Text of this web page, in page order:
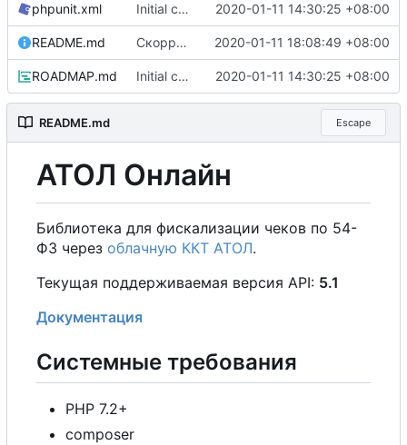
phpunit.xml Initial commit, v0.1.0-b 2020-01-11 14:30:25 +08:00
README.md Скорректированы ссылки в документации 2020-01-11 18:08:49 +08:00
ROADMAP.md Initial commit, v0.1.0-b 2020-01-11 14:30:25 +08:00
README.md Escape
АТОЛ Онлайн
Библиотека для фискализации чеков по 54-
ФЗ через облачную ККТ АТОЛ.
Текущая поддерживаемая версия API: 5.1
Документация
Системные требования
PHP 7.2+
composer